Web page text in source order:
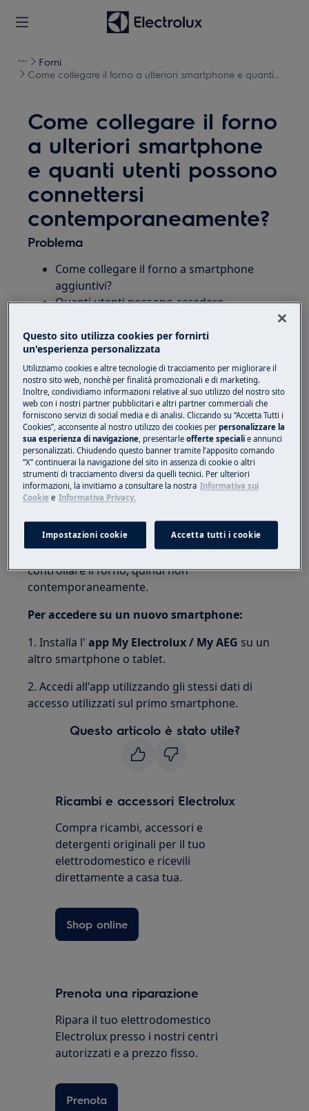
Forni
Come collegare il forno a ulteriori smartphone e quanti
Come collegare il forno
a ulteriori smartphone
e quanti utenti possono
connettersi
contemporaneamente?
Problema
Come collegare il forno a smartphone
aggiuntivi?
Quanti utenti possono accedere
Si applica a
Forno collegato AEG/Electrolux
Soluzione
Un forno può essere registrato su un solo
account, tuttavia, molti smartphone possono
accedere tramite lo stesso account se
dispongono dei dati di accesso. (Non c'è limite al
collegati all'account contemporaneamente)
Tuttavia, solo uno smartphone alla volta può
controllare il forno, quindi non
contemporaneamente.
Per accedere su un nuovo smartphone:
1. Installa l'app My Electrolux / My AEG su un
altro smartphone o tablet.
2. Accedi all'app utilizzando gli stessi dati di
accesso utilizzati sul primo smartphone.
Questo articolo è stato utile?
Ricambi e accessori Electrolux
Compra ricambi, accessori e
detergenti originali per il tuo
elettrodomestico e ricevili
direttamente a casa tua.
Shop online
Prenota una riparazione
Ripara il tuo elettrodomestico
Electrolux presso i nostri centri
autorizzati e a prezzo fisso.
Prenota
Questo sito utilizza cookies per fornirti
un'esperienza personalizzata
Utilizziamo cookies e altre tecnologie di tracciamento per migliorare il
nostro sito web, nonchè per finalità promozionali e di marketing.
Inoltre, condividiamo informazioni relative al suo utilizzo del nostro sito
web con i nostri partner pubblicitari e altri partner commerciali che
forniscono servizi di social media e di analisi. Cliccando su “Accetta Tutti i
Cookies”, acconsente al nostro utilizzo dei cookies perpersonalizzare la
sua esperienza di navigazione, presentarleofferte speciali e annunci
personalizzati. Chiudendo questo banner tramite l’apposito comando
“X” continuerai la navigazione del sito in assenza di cookie o altri
strumenti di tracciamento diversi da quelli tecnici. Per ulteriori
informazioni, la invitiamo a consultare la nostra Informativa sui
Cookie e Informativa Privacy.
Impostazioni cookie Accetta tutti i cookie